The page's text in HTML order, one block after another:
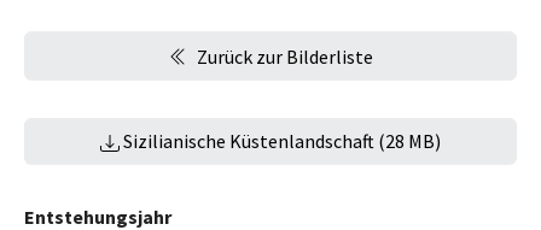
Zurück zur Bilderliste
Sizilianische Küstenlandschaft (28 MB)
Entstehungsjahr